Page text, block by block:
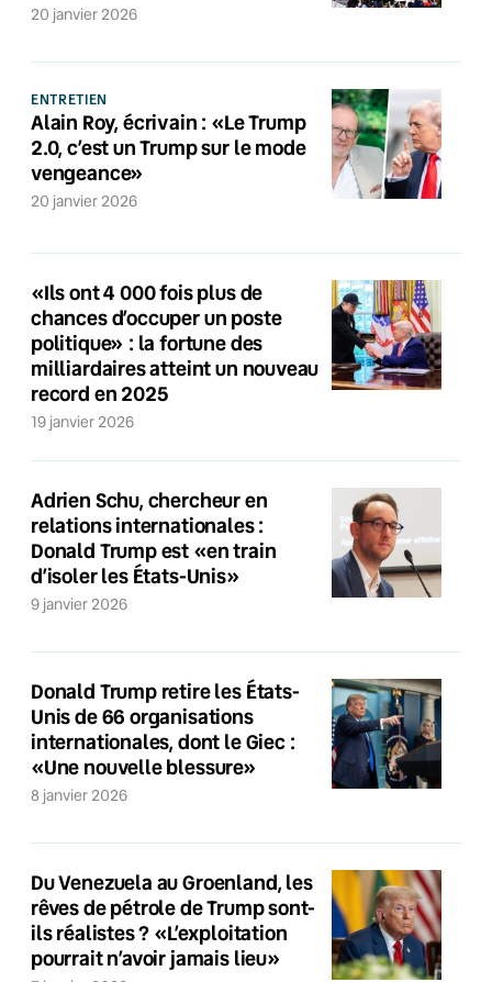
20 janvier 2026
ENTRETIEN
Alain Roy, écrivain : «Le Trump
2.0, c’est un Trump sur le mode
vengeance»
20 janvier 2026
«Ils ont 4 000 fois plus de
chances d’occuper un poste
politique» : la fortune des
milliardaires atteint un nouveau
record en 2025
19 janvier 2026
Adrien Schu, chercheur en
relations internationales :
Donald Trump est «en train
d’isoler les États-Unis»
9 janvier 2026
Donald Trump retire les États-
Unis de 66 organisations
internationales, dont le Giec :
«Une nouvelle blessure»
8 janvier 2026
Du Venezuela au Groenland, les
rêves de pétrole de Trump sont-
ils réalistes ? «L’exploitation
pourrait n’avoir jamais lieu»